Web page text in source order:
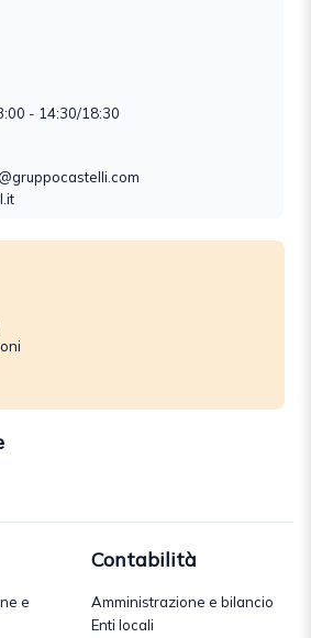
- 14:30/18:30
e
Contabilità
Amministrazione e bilancio
Enti locali